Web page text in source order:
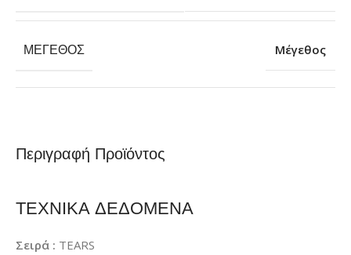
Περιγραφή Προϊόντος
ΤΕΧΝΙΚΑ ΔΕΔΟΜΕΝΑ
Σειρά : TEARS
ΜΈΓΕΘΟΣ Μέγεθος